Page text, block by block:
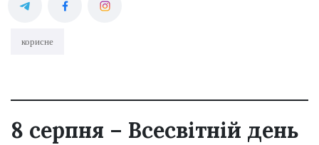
корисне
8 серпня – Всесвітній день